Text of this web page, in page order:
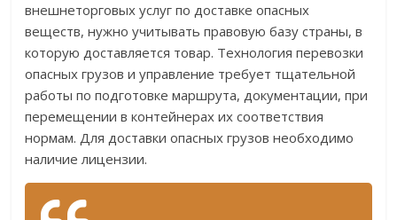
внешнеторговых услуг по доставке опасных
веществ, нужно учитывать правовую базу страны, в
которую доставляется товар. Технология перевозки
опасных грузов и управление требует тщательной
работы по подготовке маршрута, документации, при
перемещении в контейнерах их соответствия
нормам. Для доставки опасных грузов необходимо
наличие лицензии.